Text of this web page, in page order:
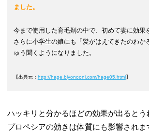
ました。
今まで使用した育毛剤の中で、初めて妻に効果
さらに小学生の娘にも「髪がはえてきたのわか
ゅう聞くようになりました。
【出典元： http://hage.biyonooni.com/hage05.html】
ハッキリと分かるほどの効果が出るとう
プロペシアの効きは体質にも影響されま